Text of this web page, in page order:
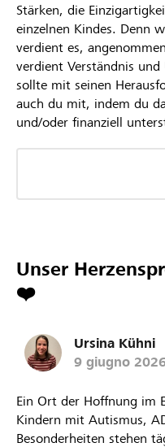
Stärken, die
einzelnen Kindes. Denn
verdient es,
verdient Verständnis
sollte mit seinen
auch du mit, indem du
und/oder finanziell
Unser
❤️
Ursina Kühni
9 giugno
Ein Ort der Hoffnung im
Kindern mit Autismus,
Besonderheiten stehen